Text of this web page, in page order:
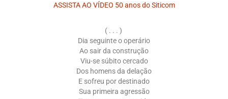
ASSISTA AO VÍDEO 50 anos do Siticom
( . . . )
Dia seguinte o operário
Ao sair da construção
Viu-se súbito cercado
Dos homens da delação
E sofreu por destinado
Sua primeira agressão